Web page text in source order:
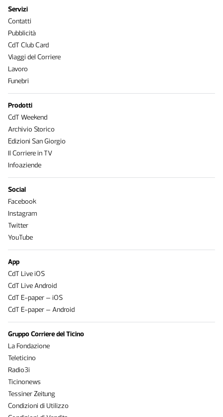
Servizi
Contatti
Pubblicità
CdT Club Card
Viaggi del Corriere
Lavoro
Funebri
Prodotti
CdT Weekend
Archivio Storico
Edizioni San Giorgio
Il Corriere in TV
Infoaziende
Social
Facebook
Instagram
Twitter
YouTube
App
CdT Live iOS
CdT Live Android
CdT E-paper – iOS
CdT E-paper – Android
Gruppo Corriere del Ticino
La Fondazione
Teleticino
Radio3i
Ticinonews
Tessiner Zeitung
Condizioni di Utilizzo